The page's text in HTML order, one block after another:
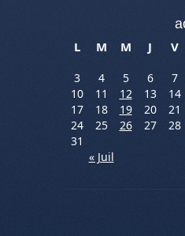
L
M M J V
3
4 5 6 7
10
11 12 13 14
17
18 19 20 21
24
25 26 27 28
31
« Juil